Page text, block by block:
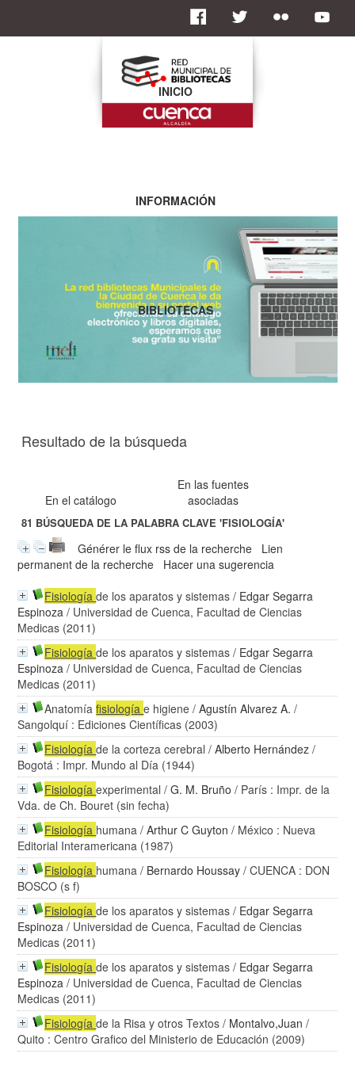
Resultado de la búsqueda
En el catálogo
En las fuentes
asociadas
81 BÚSQUEDA DE LA PALABRA CLAVE'FISIOLOGÍA'
Générer le flux rss de la recherche
Lien
permanent de la recherche
Hacer una sugerencia
Fisiologíade los aparatos y sistemas / Edgar Segarra
Espinoza / Universidad de Cuenca, Facultad de Ciencias
Medicas (2011)
Fisiologíade los aparatos y sistemas / Edgar Segarra
Espinoza / Universidad de Cuenca, Facultad de Ciencias
Medicas (2011)
Anatomíafisiologíae higiene /Agustín Alvarez A. /
Sangolquí : Ediciones Científicas (2003)
Fisiologíade la corteza cerebral /Alberto Hernández /
Bogotá : Impr. Mundo al Día (1944)
Fisiologíaexperimental /G. M. Bruño / París : Impr. de la
Vda. de Ch. Bouret (sin fecha)
Fisiología humana /Arthur C Guyton / México : Nueva
Editorial Interamericana (1987)
Fisiología humana / Bernardo Houssay / CUENCA : DON
BOSCO (s f)
Fisiologíade los aparatos y sistemas / Edgar Segarra
Espinoza / Universidad de Cuenca, Facultad de Ciencias
Medicas (2011)
Fisiologíade los aparatos y sistemas / Edgar Segarra
Espinoza / Universidad de Cuenca, Facultad de Ciencias
Medicas (2011)
Fisiologíade la Risa y otros Textos / Montalvo,Juan /
Quito : Centro Grafico del Ministerio de Educación (2009)
INICIO
INFORMACIÓN
BIBLIOTECAS